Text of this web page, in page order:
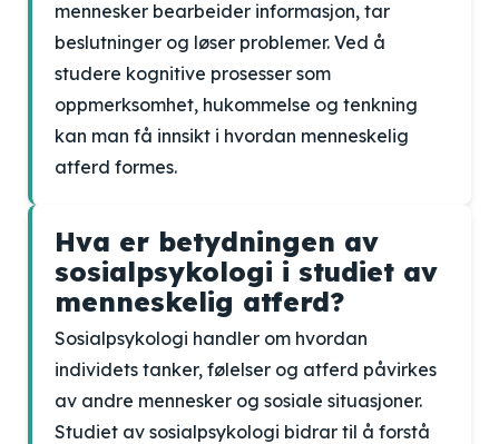
mennesker bearbeider informasjon, tar
beslutninger og løser problemer. Ved å
studere kognitive prosesser som
oppmerksomhet, hukommelse og tenkning
kan man få innsikt i hvordan menneskelig
atferd formes.
Hva er betydningen av
sosialpsykologi i studiet av
menneskelig atferd?
Sosialpsykologi handler om hvordan
individets tanker, følelser og atferd påvirkes
av andre mennesker og sosiale situasjoner.
Studiet av sosialpsykologi bidrar til å forstå